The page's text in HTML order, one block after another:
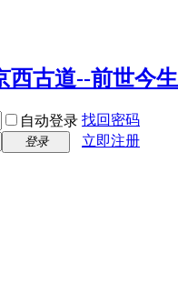
自动登录 找回密码
登录
立即注册